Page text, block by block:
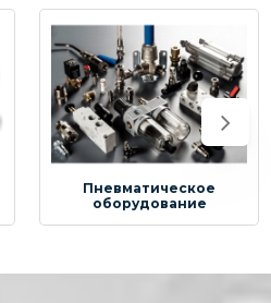
Пневматическое
оборудование